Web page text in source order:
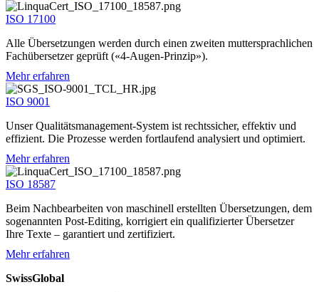
ISO 17100
Alle Übersetzungen werden durch einen zweiten muttersprachlichen
Fachübersetzer geprüft («4-Augen-Prinzip»).
Mehr erfahren
ISO 9001
Unser Qualitätsmanagement-System ist rechtssicher, effektiv und
effizient. Die Prozesse werden fortlaufend analysiert und optimiert.
Mehr erfahren
ISO 18587
Beim Nachbearbeiten von maschinell erstellten Übersetzungen, dem
sogenannten Post-Editing, korrigiert ein qualifizierter Übersetzer
Ihre Texte – garantiert und zertifiziert.
Mehr erfahren
SwissGlobal